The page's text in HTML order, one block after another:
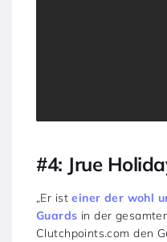
#4: Jrue
„Er isteiner der wohl
Guards in der
Clutchpoints.com den